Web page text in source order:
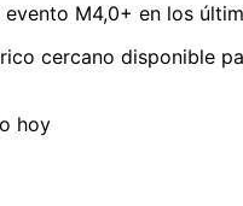
M4,0+ en los
cercano disponible
hoy